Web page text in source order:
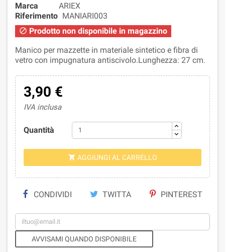
Marca
ARIEX
Riferimento MANIARI003
 Prodotto non disponibile in magazzino
Manico per mazzette in materiale sintetico e fibra di
vetro con impugnatura antiscivolo.Lunghezza: 27 cm.
3,90 €
IVA inclusa
Quantità
 AGGIUNGI AL CARRELLO
CONDIVIDI TWITTA PINTEREST
AVVISAMI QUANDO DISPONIBILE